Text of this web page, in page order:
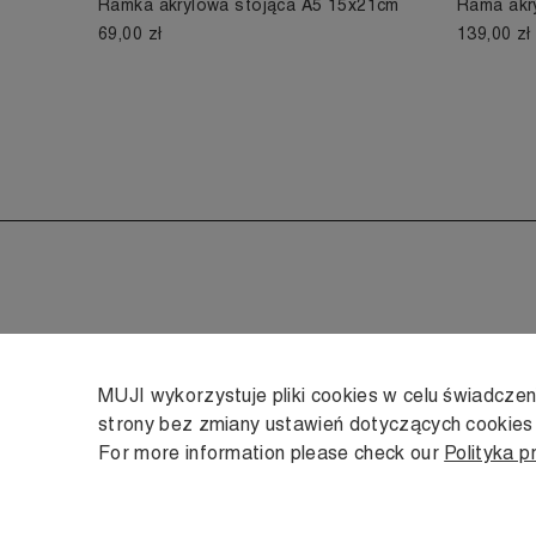
Ramka akrylowa stojąca A5 15x21cm
69,00 zł
Rama
139,00 zł
MUJI wykorzystuje pliki cookies w celu
strony bez zmiany ustawień dotyczących
For more information please check our Polityka